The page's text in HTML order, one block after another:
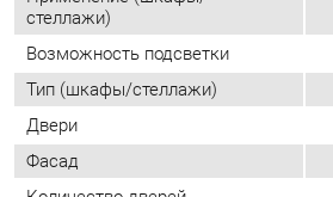
Количество дверей
Шкаф-купе
Доводчики
Количество полок
Направление открытия двери